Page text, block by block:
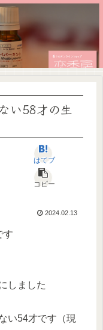
い58才の生
はてブ
コピー
2024.02.13
す
しました
い54才です（現